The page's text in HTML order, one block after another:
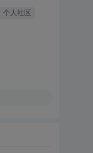
个人社区